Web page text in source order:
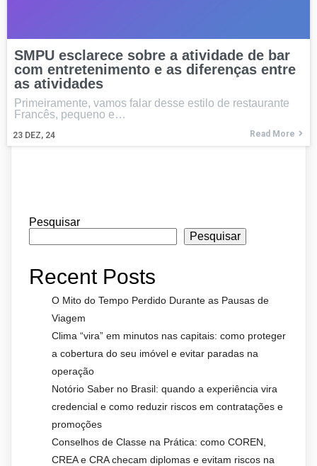
SMPU esclarece sobre a atividade de bar
com entretenimento e as diferenças entre
as atividades
23 DEZ, 24
Primeiramente, vamos falar desse estilo de restaurante
Francês, pequeno e…
Read More
Pesquisar
Pesquisar
Recent Posts
O Mito do Tempo Perdido Durante as Pausas de
Viagem
Clima “vira” em minutos nas capitais: como proteger
a cobertura do seu imóvel e evitar paradas na
operação
Notório Saber no Brasil: quando a experiência vira
credencial e como reduzir riscos em contratações e
promoções
Conselhos de Classe na Prática: como COREN,
CREA e CRA checam diplomas e evitam riscos na